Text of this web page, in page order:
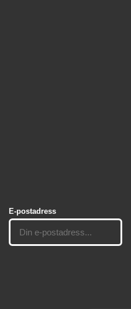
E-postadress